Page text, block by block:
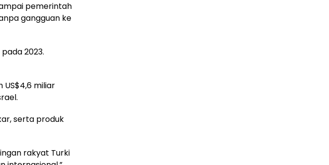
pemerintah
gangguan ke
2023.
US$4,6 miliar
serta produk
rakyat Turki